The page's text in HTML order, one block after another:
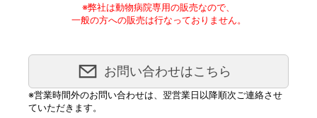
※弊社は動物病院専用の販売なので、
一般の方への販売は行なっておりません。
お問い合わせはこちら
※営業時間外のお問い合わせは、翌営業日以降順次ご連絡させ
ていただきます。